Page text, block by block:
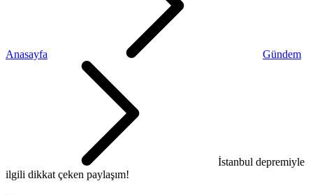
Anasayfa Gündem
İstanbul depremiyle
ilgili dikkat çeken paylaşım!